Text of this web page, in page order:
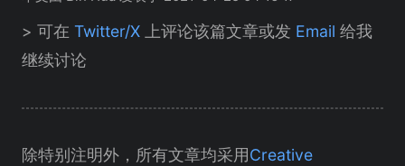
> 可在 Twitter/X 上评论该篇文章或发 Email 给我
继续讨论
除特别注明外，所有文章均采用Creative